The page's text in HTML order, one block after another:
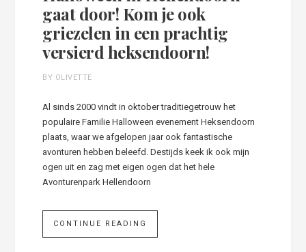
gaat door! Kom je ook
griezelen in een prachtig
versierd heksendoorn!
BY OLIVETTE
Al sinds 2000 vindt in oktober traditiegetrouw het
populaire Familie Halloween evenement Heksendoorn
plaats, waar we afgelopen jaar ook fantastische
avonturen hebben beleefd. Destijds keek ik ook mijn
ogen uit en zag met eigen ogen dat het hele
Avonturenpark Hellendoorn
CONTINUE READING